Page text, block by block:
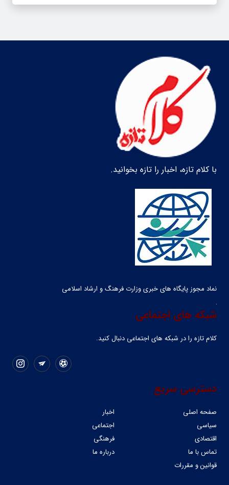
با کلام تازه، اخبار را تازه بخوانید.
نماد مجوز پایگاه های خبری وزارت فرهنگ و ارشاد اسلامی
شبکه های اجتماعی
کلام تازه را در شبکه ‌های اجتماعی دنبال کنید.
دسترسی سریع
صفحه اصلی
اخبار
سیاسی
اجتماعی
اقتصادی
فرهنگی
تماس با ما
درباره ما
قوانین و مقررات